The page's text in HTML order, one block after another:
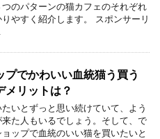
のパターンの猫カフェのそれぞれ
やすく紹介します。 スポンサーリ
プでかわいい血統猫う買う
メリットは？
いとずっと思い続けていて、よう
た人もいるでしょう。そして、で
ップで血統のいい猫を買いたいと